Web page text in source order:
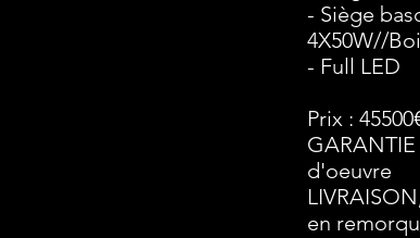
- Siège
4X50W//
- Full LED
Prix :
d'oeuvre
en